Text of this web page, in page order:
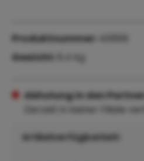
Abholung in den
Derzeit in keiner Filiale
Artikelverfügbarkeit:
Produktnummer:
Gewicht:
6.4 kg